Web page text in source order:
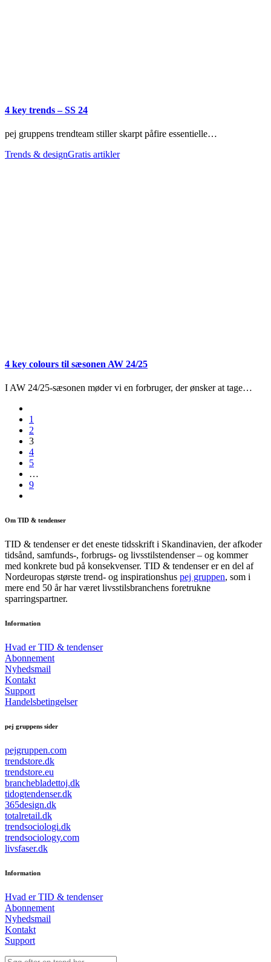
4 key trends – SS 24
pej gruppens trendteam stiller skarpt påfire essentielle…
Trends & designGratis artikler
4 key colours til sæsonen AW 24/25
I AW 24/25-sæsonen møder vi en forbruger, der ønsker at tage…
1
2
3
4
5
…
9
Om TID & tendenser
TID & tendenser er det eneste tidsskrift i Skandinavien, der afkoder
tidsånd, samfunds-, forbrugs- og livsstilstendenser – og kommer
med konkrete bud på konsekvenser. TID & tendenser er en del af
Nordeuropas største trend- og inspirationshus pej gruppen, som i
mere end 50 år har været livsstilsbranchens foretrukne
sparringspartner.
Information
Hvad er TID & tendenser
Abonnement
Nyhedsmail
Kontakt
Support
Handelsbetingelser
pej gruppens sider
pejgruppen.com
trendstore.dk
trendstore.eu
branchebladettoj.dk
tidogtendenser.dk
365design.dk
totalretail.dk
trendsociologi.dk
trendsociology.com
livsfaser.dk
Information
Hvad er TID & tendenser
Abonnement
Nyhedsmail
Kontakt
Support